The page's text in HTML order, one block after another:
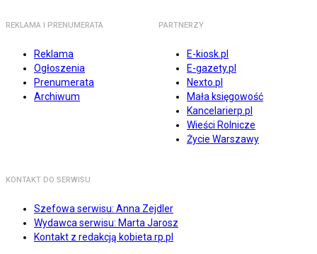
REKLAMA I PRENUMERATA
Reklama
Ogłoszenia
Prenumerata
Archiwum
PARTNERZY
E-kiosk.pl
E-gazety.pl
Nexto.pl
Mała księgowość
Kancelarierp.pl
Wieści Rolnicze
Życie Warszawy
KONTAKT DO SERWISU
Szefowa serwisu: Anna Zejdler
Wydawca serwisu: Marta Jarosz
Kontakt z redakcją kobieta.rp.pl